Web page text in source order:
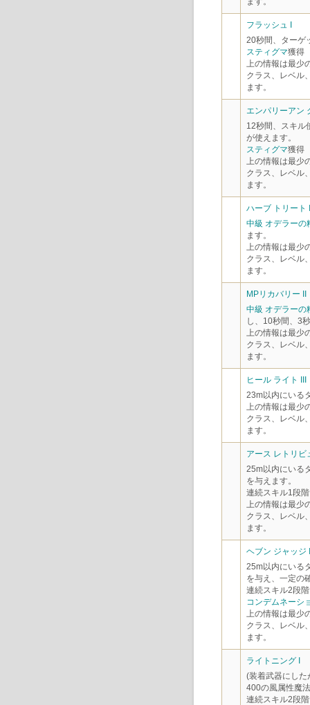
フラッシュ I
20秒間、ターゲ
スティグマ獲得
上の情報は最少
クラス、レベル
ます。
エンパリーアン
12秒間、スキル
が使えます。
スティグマ獲得
上の情報は最少
クラス、レベル
ます。
ハーブ トリート
中級 オデラーの
ます。
上の情報は最少
クラス、レベル
ます。
MPリカバリー II
中級 オデラーの
し、10秒間、3
上の情報は最少
クラス、レベル
ます。
ヒール ライト III
23m以内にいる
上の情報は最少
クラス、レベル
ます。
アース レトリビ
25m以内にいる
を与えます。
連続スキル1段階
上の情報は最少
クラス、レベル
ます。
ヘブン ジャッジ
25m以内にいる
を与え、一定の
連続スキル2段階
コンデムネーシ
上の情報は最少
クラス、レベル
ます。
ライトニング I
(装着武器にした
400の風属性魔
連続スキル2段階